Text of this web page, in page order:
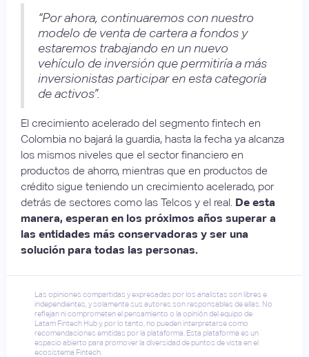
“Por ahora, continuaremos con nuestro
modelo de venta de cartera a fondos y
estaremos trabajando en un nuevo
vehículo de inversión que permitiría a más
inversionistas participar en esta categoría
de activos”.
El crecimiento acelerado del segmento fintech en
Colombia no bajará la guardia, hasta la fecha ya alcanza
los mismos niveles que el sector financiero en
productos de ahorro, mientras que en productos de
crédito sigue teniendo un crecimiento acelerado, por
detrás de sectores como las Telcos y el real. De esta
manera, esperan en los próximos años superar a
las entidades más conservadoras y ser una
solución para todas las personas.
Las opiniones compartidas y expresadas por los analistas son libres e
independientes, y solamente sus autores son responsables de ellas. No
reflejan ni comprometen el pensamiento o la opinión del equipo de
Latam Fintech Hub y, por lo tanto, no pueden interpretarse como
recomendaciones emitidas por la plataforma. Esta plataforma es un
espacio abierto para promover la diversidad de puntos de vista en el
ecosistema Fintech.